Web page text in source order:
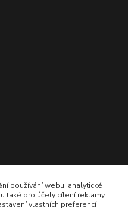
používání webu, analytické
také pro účely cílení reklamy
vlastních preferencí